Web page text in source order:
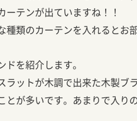
ーテンが出ていますね！！
種類のカーテンを入れるとお
を紹介します。
ラットが木調で出来た木製ブ
とが多いです。あまりで入り